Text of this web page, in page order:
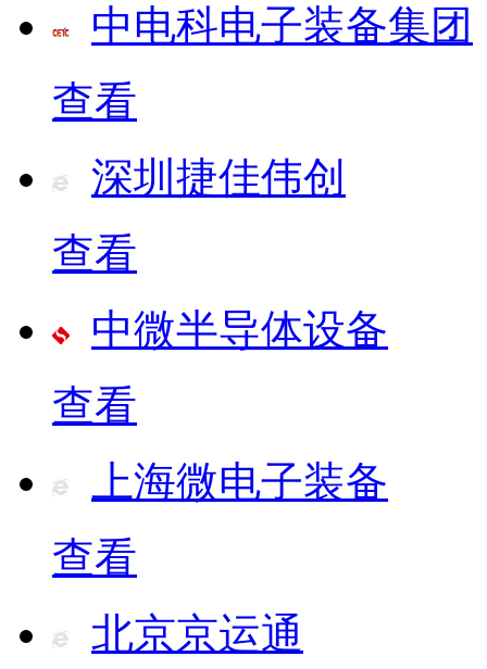
中电科电子装备集团
查看
深圳捷佳伟创
查看
中微半导体设备
查看
上海微电子装备
查看
北京京运通